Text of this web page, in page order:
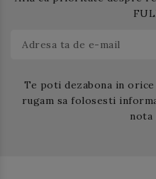
Te poti dezabona in
rugam sa folosesti
nota